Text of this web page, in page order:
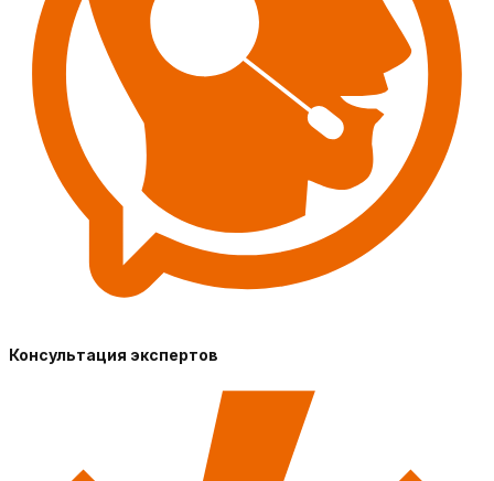
Консультация экспертов